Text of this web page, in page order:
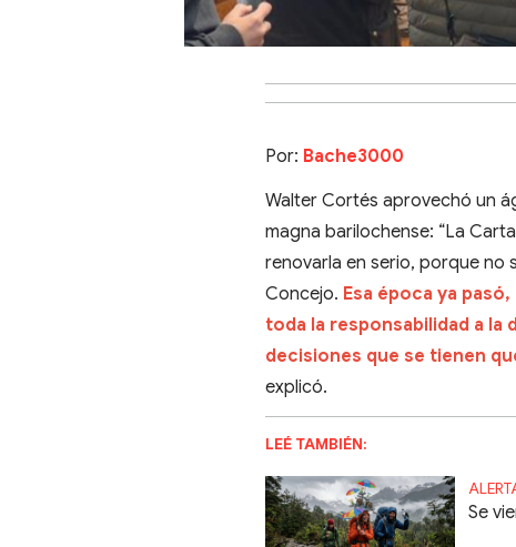
Por: Bache3000
Walter Cortés aprovechó un
magna barilochense: “La
renovarla en serio, porque no
Concejo. Esa época ya
toda la responsabilidad a la
decisiones que se tienen
explicó.
LEÉ TAMBIÉN:
Se